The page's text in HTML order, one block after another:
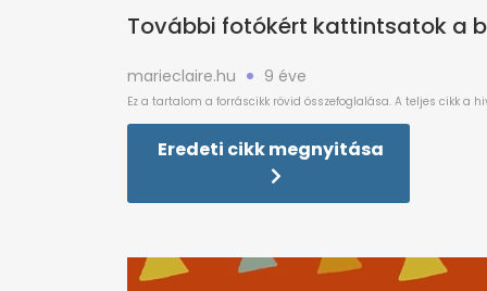
További fotókért kattintsatok a
marieclaire.hu 9 éve
Eredeti cikk megnyitása